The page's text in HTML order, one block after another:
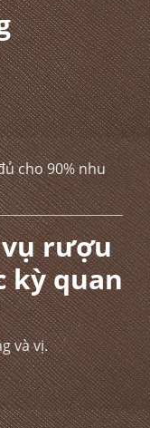
cho 90% nhu
rượu
kỳ quan
và vị.